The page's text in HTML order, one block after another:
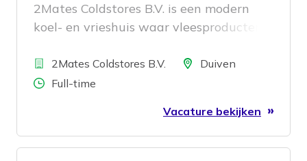
2Mates Coldstores B.V. is een modern
koel- en vrieshuis waar vleesproducten
opgeslagen én daarna verder de wereld
over reizen. Sinds kort maken wij deel uit
hoofdkantoor in Woudenberg. Jij werkt
vanuit onze vestiging in Duiven.
Bedrijf2Mates Coldstores B.V. LocatieDuiven
Aantal uren
Full-time
Vacature bekijken